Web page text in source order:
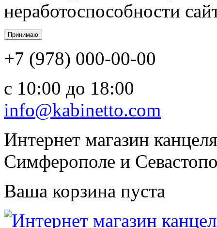
неработоспособности
+7 (978) 000-00-00
c 10:00 до 18:00
info@kabinetto.com
Интернет магазин
Симферополе и
Ваша корзина пуста